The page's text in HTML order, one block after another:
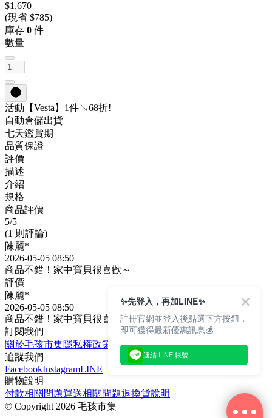
$1,670
(現省 $785)
庫存 0 件
數量
活動 【Vesta】1件↘68折!
自動倉儲出貨
七天鑑賞期
品質保證
評價
描述
介紹
規格
商品評價
5/5
(1 則評論)
陳麗*
2026-05-05 08:50
商品不錯！家中寶貝很喜歡～
評價
陳麗*
2026-05-05 08:50
商品不錯！家中寶貝很喜歡～
訂閱我們
關於毛孩市集隱私權政策
文章
追蹤我們
FacebookInstagramLINE
購物說明
付款相關問題運送相關問題退換貨說明
© Copyright 2026 毛孩市集
✨先登入，再加LINE✨
註冊官網並登入後點選下方按鈕，
即可獲得最新優惠訊息💰
連結 LINE 帳號